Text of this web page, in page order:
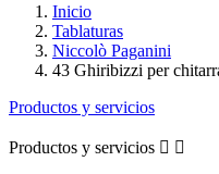
Inicio
Tablaturas
Niccolò Paganini
43 Ghiribizzi per
Productos y servicios
Productos y servicios  